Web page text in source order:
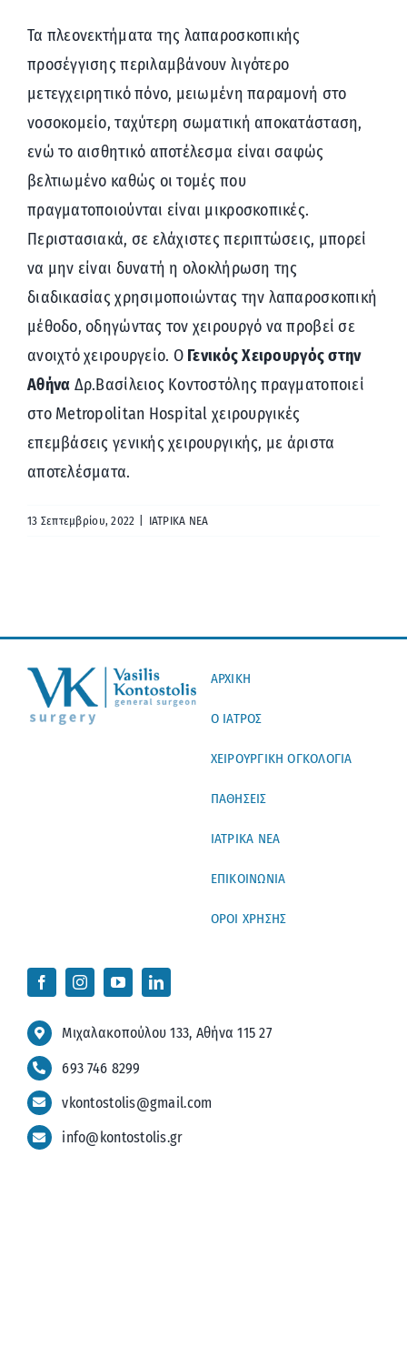
Τα πλεονεκτήματα της λαπαροσκοπικής
προσέγγισης περιλαμβάνουν λιγότερο
μετεγχειρητικό πόνο, μειωμένη παραμονή στο
νοσοκομείο, ταχύτερη σωματική αποκατάσταση,
ενώ το αισθητικό αποτέλεσμα είναι σαφώς
βελτιωμένο καθώς οι τομές που
πραγματοποιούνται είναι μικροσκοπικές.
Περιστασιακά, σε ελάχιστες περιπτώσεις, μπορεί
να μην είναι δυνατή η ολοκλήρωση της
διαδικασίας χρησιμοποιώντας την λαπαροσκοπική
μέθοδο, οδηγώντας τον χειρουργό να προβεί σε
ανοιχτό χειρουργείο. Ο Γενικός Χειρουργός στην
Αθήνα Δρ.Βασίλειος Κοντοστόλης πραγματοποιεί
στο Metropolitan Hospital χειρουργικές
επεμβάσεις γενικής χειρουργικής, με άριστα
αποτελέσματα.
13 Σεπτεμβρίου, 2022 ΙΑΤΡΙΚΑ ΝΕΑ
ΑΡΧΙΚΗ
Ο ΙΑΤΡΟΣ
ΧΕΙΡΟΥΡΓΙΚΗ ΟΓΚΟΛΟΓΙΑ
ΠΑΘΗΣΕΙΣ
ΙΑΤΡΙΚΑ ΝΕΑ
ΕΠΙΚΟΙΝΩΝΙΑ
ΟΡΟΙ ΧΡΗΣΗΣ
Μιχαλακοπούλου 133, Αθήνα 115 27
693 746 8299
vkontostolis@gmail.com
info@kontostolis.gr